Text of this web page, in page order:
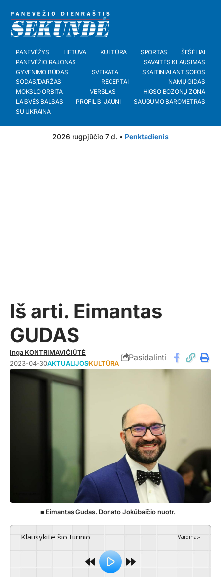
PANEVĖŽYS LIETUVA KULTŪRA SPORTAS
ŠEŠĖLIAI
PANEVĖŽIO RAJONAS
SAVAITĖS KLAUSIMAS
GYVENIMO BŪDAS
SVEIKATA
SKAITINIAI ANT SOFOS
SODAS/DARŽAS
RECEPTAI
NAMŲ GIDAS
MOKSLO ORBITA
VERSLAS
HIGSO BOZONŲ ZONA
LAISVĖS BALSAS
PROFILIS_JAUNI
SAUGUMO BAROMETRAS
SU UKRAINA
2026 rugpjūčio 7 d. • Penktadienis
Iš arti. Eimantas
GUDAS
Inga KONTRIMAVIČIŪTĖ
2023-04-30AKTUALIJOSKULTŪRA
Pasidalinti
■ Eimantas Gudas. Donato Jokūbaičio nuotr.
Klausykite šio turinio Vaidina:-